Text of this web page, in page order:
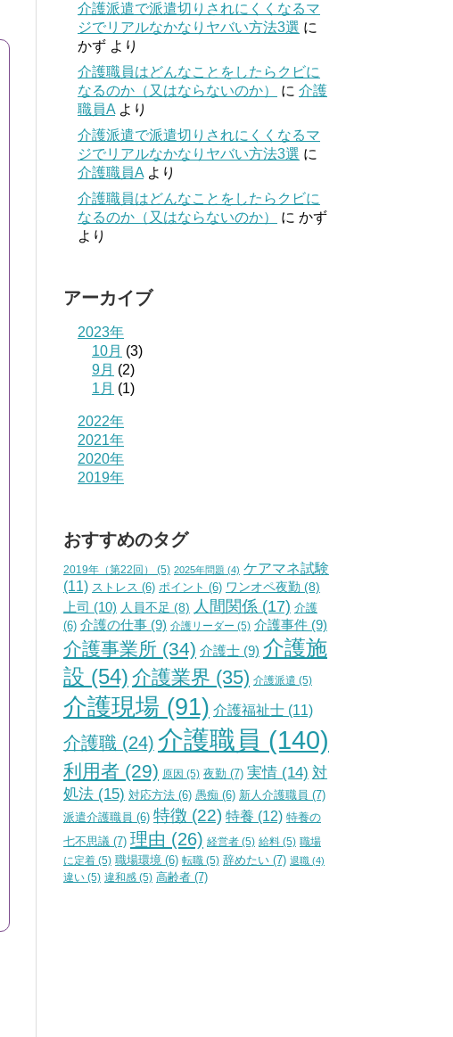
介護派遣で派遣切りされにくくなるマ
ジでリアルなかなりヤバい方法3選 に
かず より
介護職員はどんなことをしたらクビに
なるのか（又はならないのか）
に 介護
職員A より
介護派遣で派遣切りされにくくなるマ
ジでリアルなかなりヤバい方法3選 に
介護職員A より
介護職員はどんなことをしたらクビに
なるのか（又はならないのか）
に かず
より
アーカイブ
2023年
10月 (3)
9月 (2)
1月 (1)
2022年
2021年
2020年
2019年
おすすめのタグ
2019年（第22回） (5) 2025年問題 (4) ケアマネ試験
(11) ストレス (6) ポイント (6) ワンオペ夜勤 (8)
上司 (10) 人員不足 (8) 人間関係 (17) 介護
(6) 介護の仕事 (9) 介護リーダー (5) 介護事件 (9)
介護事業所 (34) 介護士 (9) 介護施
設 (54) 介護業界 (35) 介護派遣 (5)
介護現場 (91) 介護福祉士 (11)
介護職 (24) 介護職員 (140)
利用者 (29) 原因 (5) 夜勤 (7) 実情 (14) 対
処法 (15) 対応方法 (6) 愚痴 (6) 新人介護職員 (7)
派遣介護職員 (6) 特徴 (22) 特養 (12) 特養の
七不思議 (7) 理由 (26) 経営者 (5) 給料 (5) 職場
に定着 (5) 職場環境 (6) 転職 (5) 辞めたい (7) 退職 (4)
違い (5) 違和感 (5) 高齢者 (7)